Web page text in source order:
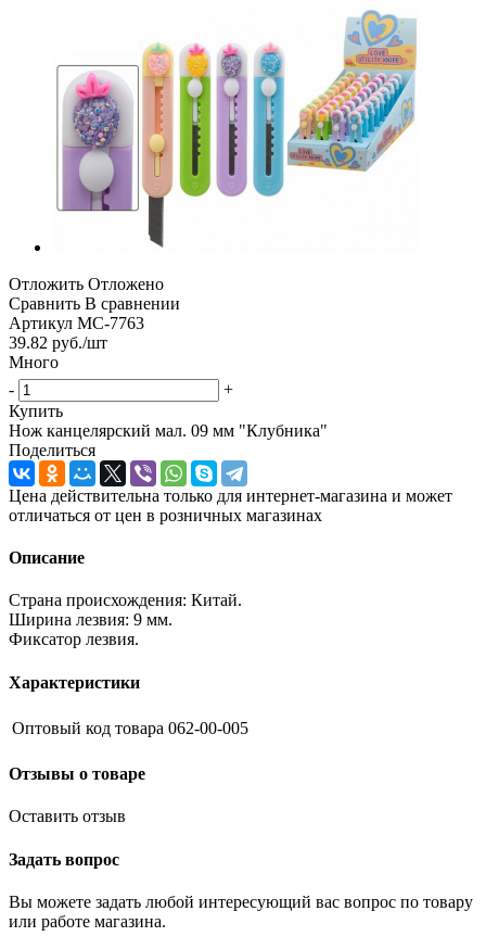
Отложить Отложено
Сравнить В сравнении
Артикул МС-7763
39.82 руб./шт
Много
-
+
Купить
Нож канцелярский мал. 09 мм "Клубника"
Поделиться
Цена действительна только для интернет-магазина и может
отличаться от цен в розничных магазинах
Описание
Страна происхождения: Китай.
Ширина лезвия: 9 мм.
Фиксатор лезвия.
Характеристики
Оптовый код товара 062-00-005
Отзывы о товаре
Оставить отзыв
Задать вопрос
Вы можете задать любой интересующий вас вопрос по товару
или работе магазина.